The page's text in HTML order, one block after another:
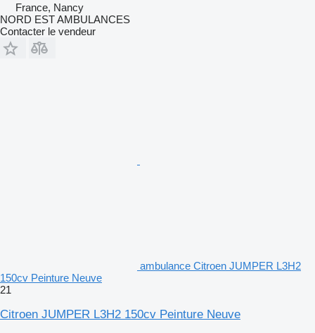
France, Nancy
NORD EST AMBULANCES
Contacter le vendeur
ambulance Citroen JUMPER L3H2
150cv Peinture Neuve
21
Citroen JUMPER L3H2 150cv Peinture Neuve